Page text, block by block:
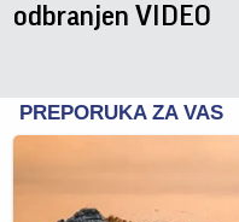
odbranjen VIDEO